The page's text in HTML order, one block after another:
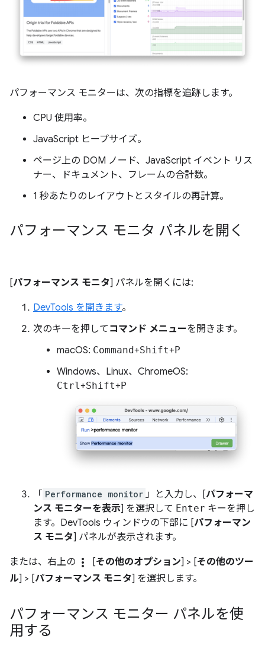
パフォーマンス モニターは、次の指標を追跡します。
CPU 使用率。
JavaScript ヒープサイズ。
ページ上の DOM ノード、JavaScript イベント リス
ナー、ドキュメント、フレームの合計数。
1 秒あたりのレイアウトとスタイルの再計算。
パフォーマンス モニタ パネルを開く
[パフォーマンス モニタ] パネルを開くには:
DevTools を開きます。
次のキーを押して コマンド メニューを開きます。
macOS: Command+Shift+P
Windows、Linux、ChromeOS:
Ctrl+Shift+P
「 Performance monitor 」と入力し、[パフォーマ
ンス モニターを表示] を選択して Enter キーを押し
ます。DevTools ウィンドウの下部に [パフォーマン
ス モニタ] パネルが表示されます。
または、右上の more_vert [その他のオプション] > [その他のツー
ル] > [パフォーマンス モニタ] を選択します。
パフォーマンス モニター パネルを使
用する